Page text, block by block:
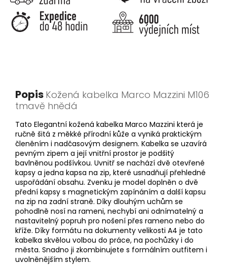
Popis Kožená kabelka Marco Mazzini M106
tmavě hnědá
Tato Elegantní kožená kabelka Marco Mazzini která je
ručně šitá z měkké přírodní kůže a vyniká praktickým
členěním i nadčasovým designem. Kabelka se uzavírá
pevným zipem a její vnitřní prostor je podšitý
bavlněnou podšívkou. Uvnitř se nachází dvě otevřené
kapsy a jedna kapsa na zip, které usnadňují přehledné
uspořádání obsahu. Zvenku je model doplněn o dvě
přední kapsy s magnetickým zapínáním a další kapsu
na zip na zadní straně. Díky dlouhým uchům se
pohodlně nosí na rameni, nechybí ani odnímatelný a
nastavitelný popruh pro nošení přes rameno nebo do
kříže. Díky formátu na dokumenty velikosti A4 je tato
kabelka skvělou volbou do práce, na pochůzky i do
města. Snadno ji zkombinujete s formálním outfitem i
uvolněnějším stylem.